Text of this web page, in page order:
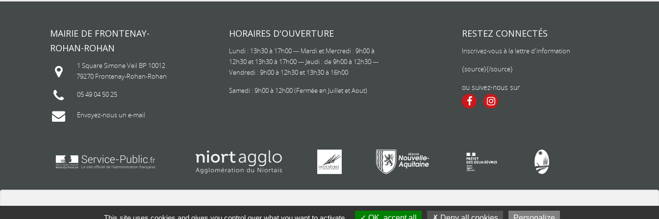
MAIRIE DE FRONTENAY-
ROHAN-ROHAN
1 Square Simone Veil BP 10012
79270 Frontenay-Rohan-Rohan
05 49 04 50 25
Envoyez-nous un e-mail
HORAIRES D'OUVERTURE
Lundi : 13h30 à 17h00 --- Mardi et Mercredi : 9h00 à
12h30 et 13h30 à 17h00 --- Jeudi : de 9h00 à 12h30 ---
Vendredi : 9h00 à 12h30 et 13h30 à 16h00
Samedi : 9h00 à 12h00 (Fermée en Juillet et Aout)
RESTEZ CONNECTÉS
Inscrivez-vous à la lettre d'information
{source}{/source}
ou suivez-nous sur